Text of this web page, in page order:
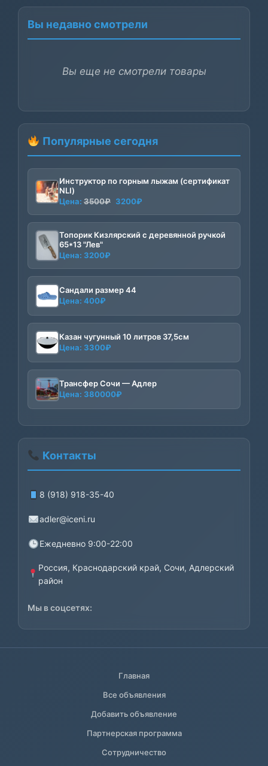
Вы недавно смотрели
Вы еще не смотрели товары
Популярные сегодня
Инструктор по горным лыжам (сертификат
NLI)
Цена: 3500₽ Первоначальная
составляла
3500₽.
3200₽
3200₽.
Топорик Кизлярский с деревянной ручкой
65*13 "Лев"
Цена: 3200₽
Сандали размер 44
Цена: 400₽
Казан чугунный 10 литров 37,5см
Цена: 3300₽
Трансфер Сочи — Адлер
Цена: 380000₽
Контакты
8 (918) 918-35-40
adler@iceni.ru
Ежедневно 9:00-22:00
Россия, Краснодарский край, Сочи, Адлерский
район
Мы в соцсетях:
Главная
Все объявления
Добавить объявление
Партнерская программа
Сотрудничество